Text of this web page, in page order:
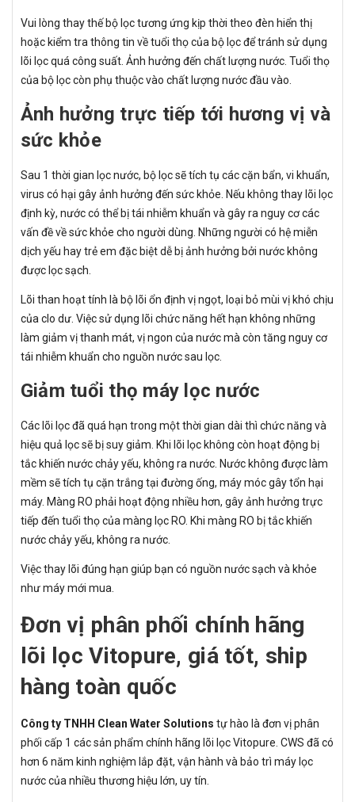
Vui lòng thay thế bộ lọc tương ứng kịp thời theo đèn hiển thị
hoặc kiểm tra thông tin về tuổi thọ của bộ lọc để tránh sử dụng
lõi lọc quá công suất. Ảnh hưởng đến chất lượng nước. Tuổi thọ
của bộ lọc còn phụ thuộc vào chất lượng nước đầu vào.
Ảnh hưởng trực tiếp tới hương vị và
sức khỏe
Sau 1 thời gian lọc nước, bộ lọc sẽ tích tụ các cặn bẩn, vi khuẩn,
virus có hại gây ảnh hưởng đến sức khỏe. Nếu không thay lõi lọc
định kỳ, nước có thể bị tái nhiễm khuẩn và gây ra nguy cơ các
vấn đề về sức khỏe cho người dùng. Những người có hệ miễn
dịch yếu hay trẻ em đặc biệt dễ bị ảnh hưởng bởi nước không
được lọc sạch.
Lõi than hoạt tính là bộ lõi ổn định vị ngọt, loại bỏ mùi vị khó chịu
của clo dư. Việc sử dụng lõi chức năng hết hạn không những
làm giảm vị thanh mát, vị ngon của nước mà còn tăng nguy cơ
tái nhiễm khuẩn cho nguồn nước sau lọc.
Giảm tuổi thọ máy lọc nước
Các lõi lọc đã quá hạn trong một thời gian dài thì chức năng và
hiệu quả lọc sẽ bị suy giảm. Khi lõi lọc không còn hoạt động bị
tắc khiến nước chảy yếu, không ra nước. Nước không được làm
mềm sẽ tích tụ cặn trắng tại đường ống, máy móc gây tổn hại
máy. Màng RO phải hoạt động nhiều hơn, gây ảnh hưởng trực
tiếp đến tuổi thọ của màng lọc RO. Khi màng RO bị tắc khiến
nước chảy yếu, không ra nước.
Việc thay lõi đúng hạn giúp bạn có nguồn nước sạch và khỏe
như máy mới mua.
Đơn vị phân phối chính hãng
lõi lọc Vitopure, giá tốt, ship
hàng toàn quốc
Công ty TNHH Clean Water Solutions tự hào là đơn vị phân
phối cấp 1 các sản phẩm chính hãng lõi lọc Vitopure. CWS đã có
hơn 6 năm kinh nghiệm lắp đặt, vận hành và bảo trì máy lọc
nước của nhiều thương hiệu lớn, uy tín.